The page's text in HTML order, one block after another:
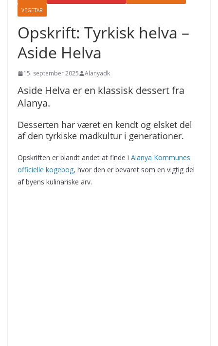
VEGETAR
Opskrift: Tyrkisk helva –
Aside Helva
15. september 2025 Alanyadk
Aside Helva er en klassisk dessert fra
Alanya.
Desserten har været en kendt og elsket del
af den tyrkiske madkultur i generationer.
Opskriften er blandt andet at finde i Alanya Kommunes
officielle kogebog, hvor den er bevaret som en vigtig del
af byens kulinariske arv.